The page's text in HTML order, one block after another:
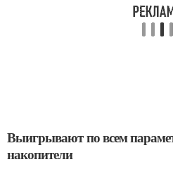
Выигрывают по всем
накопители